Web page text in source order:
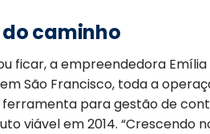
do caminho
ficar, a empreendedora
São Francisco, toda a
para gestão de
viável em 2014.